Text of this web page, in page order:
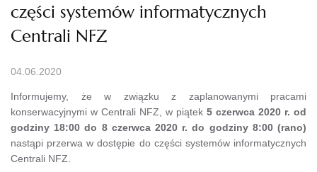
części systemów informatycznych
Centrali NFZ
04.06.2020
Informujemy, że w związku z zaplanowanymi pracami
konserwacyjnymi w Centrali NFZ, w piątek 5 czerwca 2020 r. od
godziny 18:00 do 8 czerwca 2020 r. do godziny 8:00 (rano)
nastąpi przerwa w dostępie do części systemów informatycznych
Centrali NFZ.